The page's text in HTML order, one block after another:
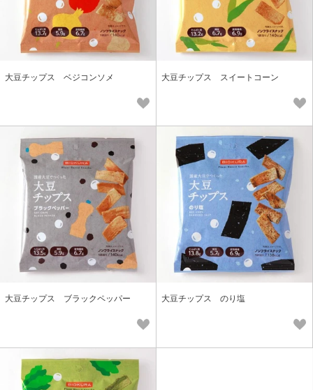
大豆チップス ベジコンソメ 大豆チップス スイートコーン
大豆チップス ブラックペッパー 大豆チップス のり塩